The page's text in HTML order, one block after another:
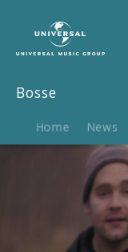
Bosse
Home News